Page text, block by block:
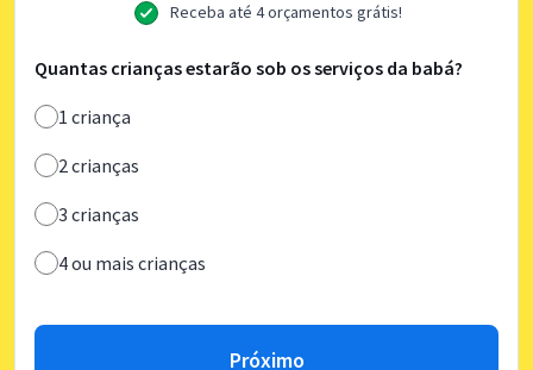
Receba até 4 orçamentos grátis!
Quantas crianças estarão sob os serviços da babá?
1 criança
2 crianças
3 crianças
4 ou mais crianças
Próximo